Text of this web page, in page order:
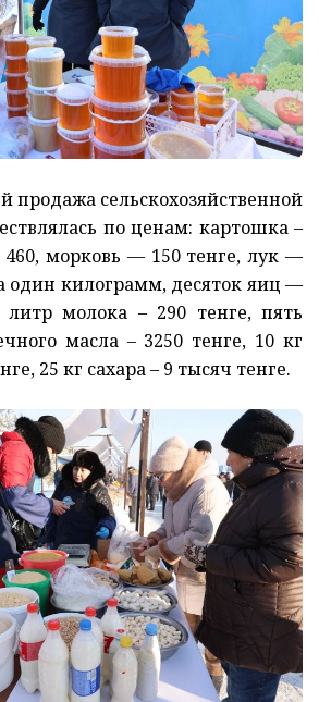
продажа сельскохозяйственной
по ценам: картошка –
морковь — 150 тенге, лук —
один килограмм, десяток яиц —
молока – 290 тенге, пять
масла – 3250 тенге, 10 кг
25 кг сахара – 9 тысяч тенге.